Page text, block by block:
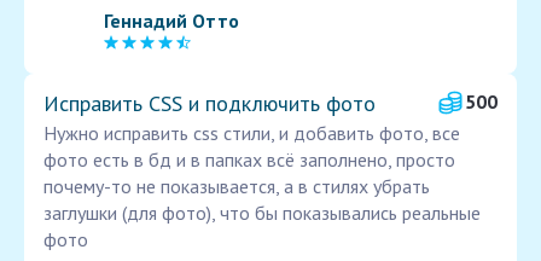
Геннадий Отто
Исправить CSS и подключить фото
500
Нужно исправить css стили, и добавить фото, все
фото есть в бд и в папках всё заполнено, просто
почему-то не показывается, а в стилях убрать
заглушки (для фото), что бы показывались реальные
фото